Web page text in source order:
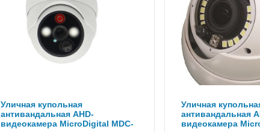
Уличная купольная
антивандальная AHD-
видеокамера MicroDigital MDC-
Уличная
антивандальная
видеокамера